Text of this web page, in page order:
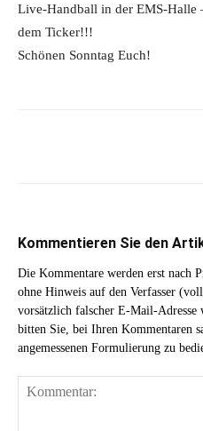
Live-Handball in der EMS-Halle
dem Ticker!!!
Schönen Sonntag Euch!
Kommentieren Sie den
Die Kommentare werden erst nach
ohne Hinweis auf den Verfasser
vorsätzlich falscher E-Mail-
bitten Sie, bei Ihren Kommentaren
angemessenen Formulierung zu